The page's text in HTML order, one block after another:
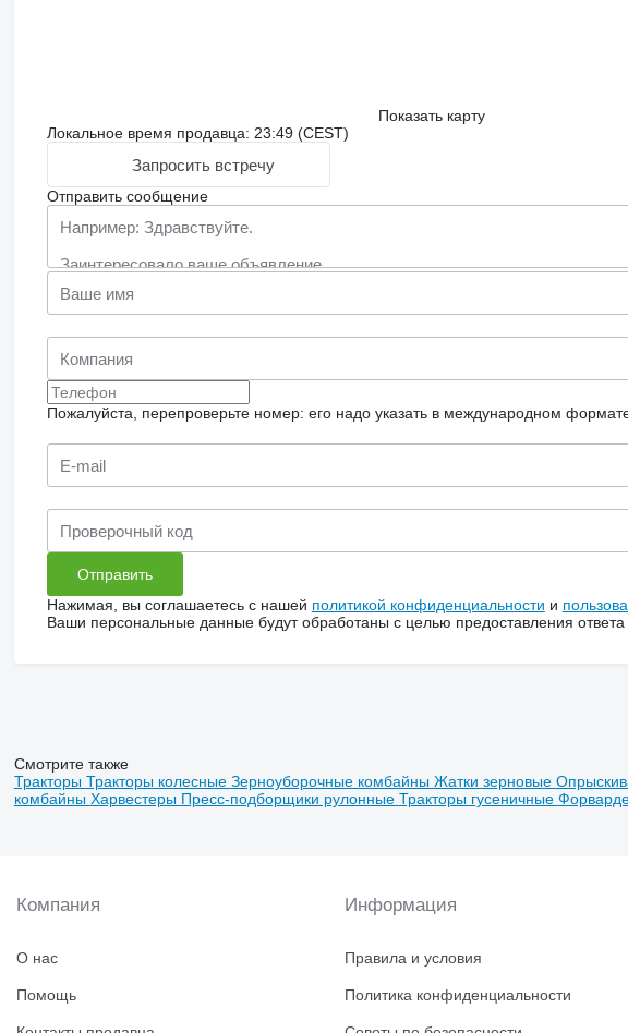
Показать карту
Локальное время продавца: 23:49 (CEST)
Запросить встречу
Отправить сообщение
Пожалуйста, перепроверьте номер: его надо указать в международном
Нажимая, вы соглашаетесь с нашей политикой конфиденциальности и
Ваши персональные данные будут обработаны с целью предоставления ответа
Смотрите также
Тракторы Тракторы колесные Зерноуборочные комбайны Жатки зерновые
комбайны Харвестеры Пресс-подборщики рулонные Тракторы гусеничные
Компания
О нас
Помощь
Информация
Правила и условия
Политика конфиденциальности